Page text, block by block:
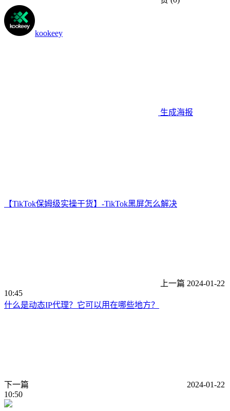
kookeey
生成海报
【TikTok保姆级实操干货】-TikTok黑屏怎么解决
上一篇 2024-01-22
10:45
什么是动态IP代理？它可以用在哪些地方？
下一篇
2024-01-22
10:50